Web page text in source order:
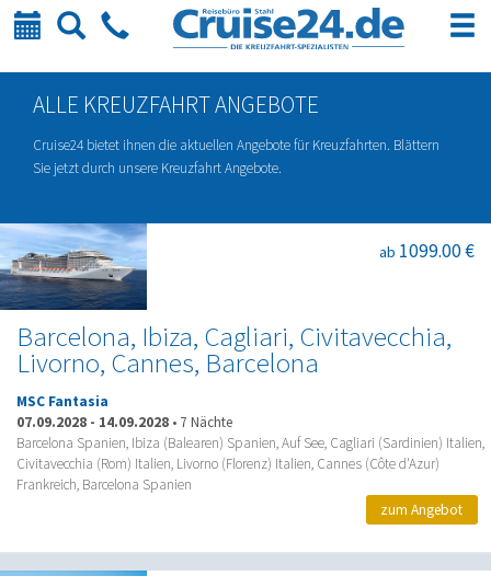
Kalender
SucheTelefon
ALLE KREUZFAHRT ANGEBOTE
Cruise24 bietet ihnen die aktuellen Angebote für Kreuzfahrten. Blättern
Sie jetzt durch unsere Kreuzfahrt Angebote.
Barcelona, Ibiza, Cagliari, Civitavecchia,
Livorno, Cannes, Barcelona
ab 1099.00 €
MSC Fantasia
07.09.2028 - 14.09.2028 • 7 Nächte
Barcelona Spanien, Ibiza (Balearen) Spanien, Auf See, Cagliari (Sardinien) Italien,
Civitavecchia (Rom) Italien, Livorno (Florenz) Italien, Cannes (Côte d'Azur)
Frankreich, Barcelona Spanien
zum Angebot